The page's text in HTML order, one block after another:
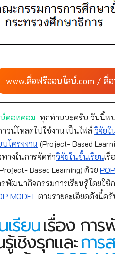
www.สื่อฟรีออนไลน์.com / สื่
ดอทคอม ทุกท่านนะครับ วันนี้พ
วน์โหลดไปใช้งาน เป็นไฟล์ วิจัยใ
โครงงาน (Project- Based
างในการจัดทำวิจัยในชั้นเรียนเรื่
Based Learning) ด้วย
รพัฒนากิจกรรมการเรียนรู้โดยใช้
MODEL ตามรายละเอียดดังนี้ครั
เรียนเรื่อง กา
เชิงรุกและการ